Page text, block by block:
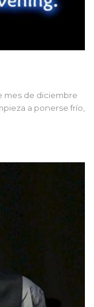
mes de diciembre
a ponerse frío,